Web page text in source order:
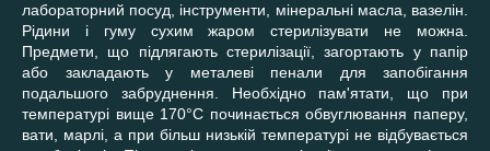
лабораторний посуд, інструменти, мінеральні масла, вазелін.
Рідини і гуму сухим жаром стерилізувати не можна.
Предмети, що підлягають стерилізації, загортають у папір
або закладають у металеві пенали для запобігання
подальшого забруднення. Необхідно пам'ятати, що при
температурі вище 170°С починається обвуглювання паперу,
вати, марлі, а при більш низькій температурі не відбувається